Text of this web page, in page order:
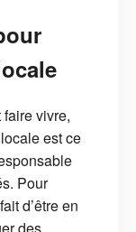
vivre,
est ce
Pour
d’être en